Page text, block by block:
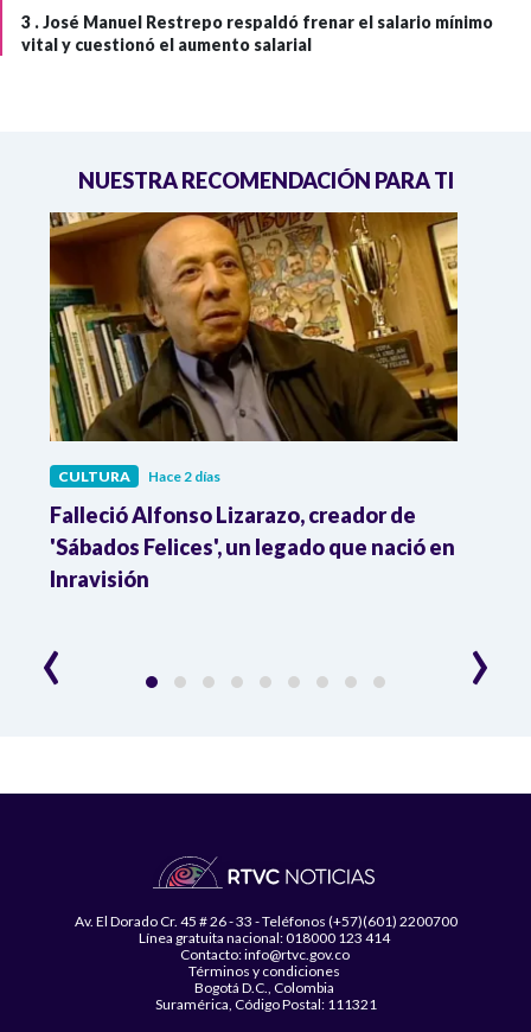
3 .José Manuel Restrepo respaldó frenar el salario mínimo
vital y cuestionó el aumento salarial
NUESTRA RECOMENDACIÓN PARA TI
CULTURA Hace 2 días
Falleció Alfonso Lizarazo, creador de
'Sábados Felices', un legado que nació en
Inravisión
‹ ›
Av. El Dorado Cr. 45 # 26 - 33 - Teléfonos (+57)(601) 2200700
Línea gratuita nacional: 018000 123 414
Contacto: info@rtvc.gov.co
Términos y condiciones
Bogotá D.C., Colombia
Suramérica, Código Postal: 111321